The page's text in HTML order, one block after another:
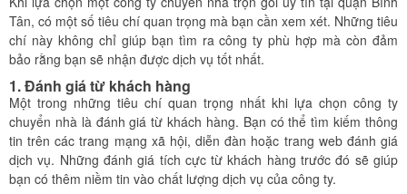
Tân, có một số tiêu chí quan trọng mà bạn cần xem xét. Những tiêu
chí này không chỉ giúp bạn tìm ra công ty phù hợp mà còn đảm
bảo rằng bạn sẽ nhận được dịch vụ tốt nhất.
1.Đánh giá từ khách hàng
Một trong những tiêu chí quan trọng nhất khi lựa chọn công ty
chuyển nhà là đánh giá từ khách hàng. Bạn có thể tìm kiếm thông
tin trên các trang mạng xã hội, diễn đàn hoặc trang web đánh giá
dịch vụ. Những đánh giá tích cực từ khách hàng trước đó sẽ giúp
bạn có thêm niềm tin vào chất lượng dịch vụ của công ty.